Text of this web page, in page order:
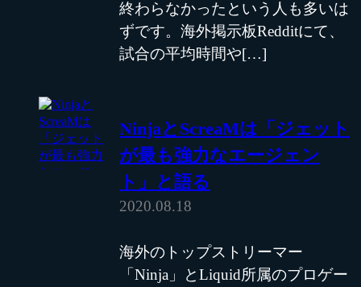
終わらなかったという人も多いは
ずです。海外掲示板Redditにて、
試合の平均時間や[…]
NinjaとScreaMは「ジェット
が最も強力なエージェン
ト」と語る
2020.08.18
海外のトップストリーマー
「Ninja」とLiquid所属のプロゲー